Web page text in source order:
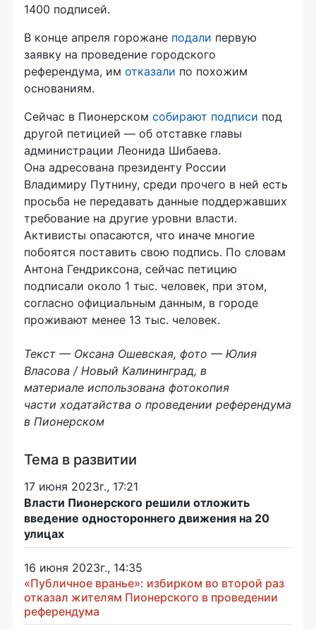
1400 подписей.
В конце апреля горожане подали первую
заявку на проведение городского
референдума, им отказали по похожим
основаниям.
Сейчас в Пионерском собирают подписи под
другой петицией — об отставке главы
администрации Леонида Шибаева.
Она адресована президенту России
Владимиру Путнину, среди прочего в ней есть
просьба не передавать данные поддержавших
требование на другие уровни власти.
Активисты опасаются, что иначе многие
побоятся поставить свою подпись. По словам
Антона Гендриксона, сейчас петицию
подписали около 1 тыс. человек, при этом,
согласно официальным данным, в городе
проживают менее 13 тыс. человек.
Текст — Оксана Ошевская, фото — Юлия
Власова / Новый Калининград, в
материале использована фотокопия
части ходатайства о проведении референдума
в Пионерском
Тема в развитии
17 июня 2023г., 17:21
Власти Пионерского решили отложить
введение одностороннего движения на 20
улицах
16 июня 2023г., 14:35
«Публичное вранье»: избирком во второй раз
отказал жителям Пионерского в проведении
референдума